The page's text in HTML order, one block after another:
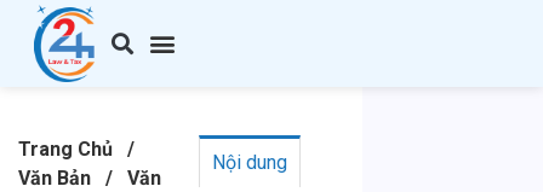
Trang Chủ
/
Văn Bản
/
Văn
Nội dung